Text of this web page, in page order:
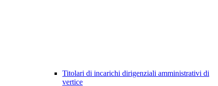
Titolari di incarichi dirigenziali amministrativi di
vertice